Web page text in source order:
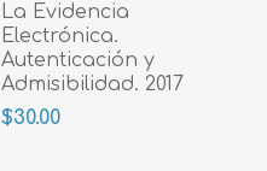
La Evidencia
Electrónica.
Autenticación y
Admisibilidad. 2017
$30.00